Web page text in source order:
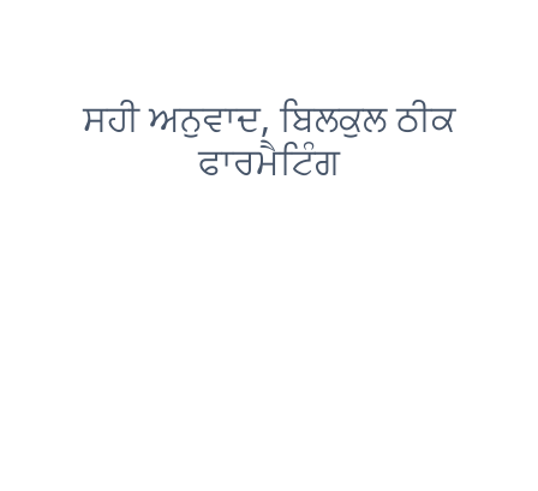
ਸਹੀ ਅਨੁਵਾਦ, ਬਿਲਕੁਲ ਠੀਕ
ਫਾਰਮੈਟਿੰਗ